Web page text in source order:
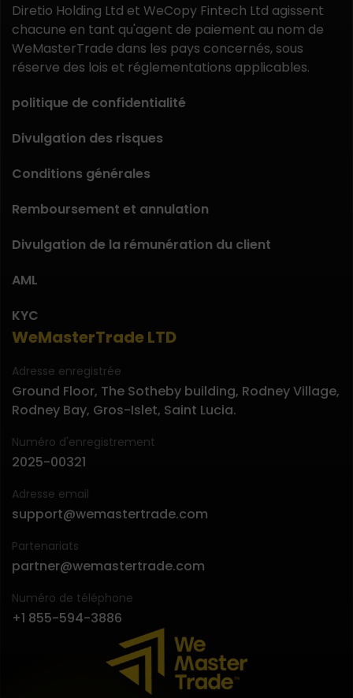
WeMasterTrade LTD
Adresse enregistrée
Ground Floor, The Sotheby building, Rodney Village,
Rodney Bay, Gros-Islet, Saint Lucia.
Numéro d'enregistrement
2025-00321
Adresse email
support@wemastertrade.com
Partenariats
partner@wemastertrade.com
Numéro de téléphone
+1 855-594-3886
Diretio Holding Ltd et WeCopy Fintech Ltd agissent
chacune en tant qu'agent de paiement au nom de
WeMasterTrade dans les pays concernés, sous
réserve des lois et réglementations applicables.
politique de confidentialité
Divulgation des risques
Conditions générales
Remboursement et annulation
Divulgation de la rémunération du client
AML
KYC